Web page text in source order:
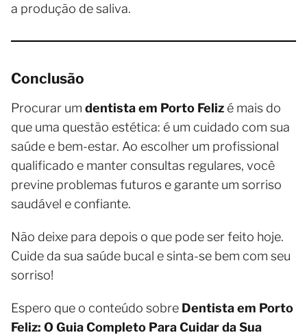
a produção de saliva.
Conclusão
Procurar um dentista em Porto Feliz é mais do
que uma questão estética: é um cuidado com sua
saúde e bem-estar. Ao escolher um profissional
qualificado e manter consultas regulares, você
previne problemas futuros e garante um sorriso
saudável e confiante.
Não deixe para depois o que pode ser feito hoje.
Cuide da sua saúde bucal e sinta-se bem com seu
sorriso!
Espero que o conteúdo sobre Dentista em Porto
Feliz: O Guia Completo Para Cuidar da Sua